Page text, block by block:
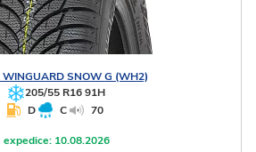
WINGUARD SNOW G (WH2)
205/55 R16 91H
D
C 70
expedice:10.08.2026